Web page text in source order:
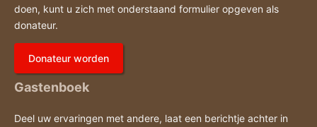
doen, kunt u zich met onderstaand formulier opgeven als
donateur.
Donateur worden
Gastenboek
Deel uw ervaringen met andere, laat een berichtje achter in